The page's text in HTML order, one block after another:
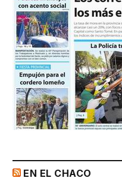
EN EL CHACO